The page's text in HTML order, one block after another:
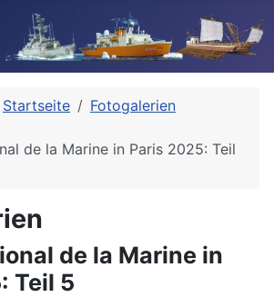
Startseite
Fotogalerien
de la Marine in Paris 2025: Teil
de la Marine in
Teil 5